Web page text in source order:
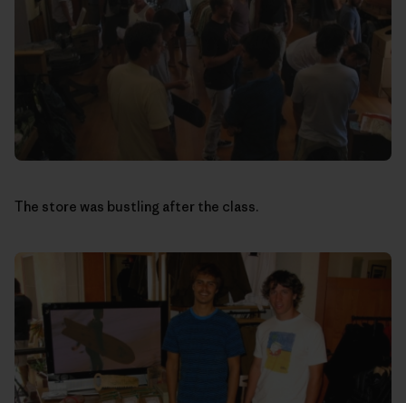
The store was bustling after the class.